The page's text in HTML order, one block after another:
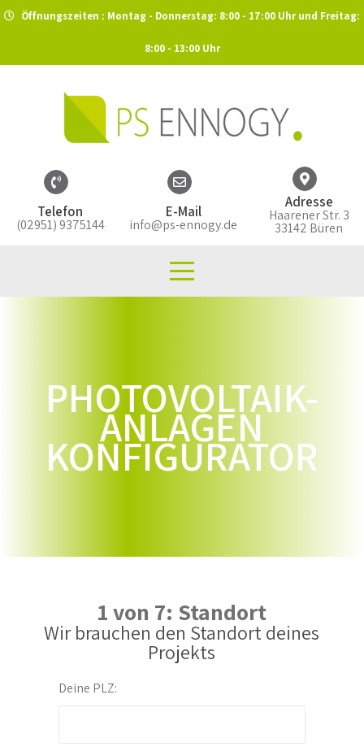
Öffnungszeiten : Montag - Donnerstag: 8:00 - 17:00 Uhr und Freitag:
8:00 - 13:00 Uhr
Telefon
(02951) 9375144
E-Mail
info@ps-ennogy.de
Adresse
Haarener Str. 3
33142 Büren
PHOTOVOLTAIK-
ANLAGEN
KONFIGURATOR
1 von 7: Standort
Wir brauchen den Standort deines
Projekts
Deine PLZ: